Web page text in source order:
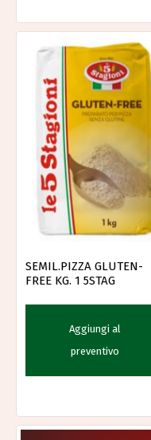
SEMIL.PIZZA GLUTEN-
FREE KG. 1 5STAG
Aggiungi al
preventivo